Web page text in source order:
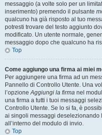
messaggio (a volte solo per un
inserimento) premendo il pulsante
qualcuno ha già risposto al tuo
potresti trovare del testo aggiunto
modificato. Un utente normale,
messaggio dopo che qualcuno ha
Top
Come aggiungo una firma ai miei
Per aggiungere una firma ad un
Pannello di Controllo Utente. Una
l’opzioneAggiungi la firma nel
una firma a tutti i tuoi messaggi
Controllo Utente. Se lo si fa, è
ai singoli messaggi
all’interno del modulo di invio.
Top